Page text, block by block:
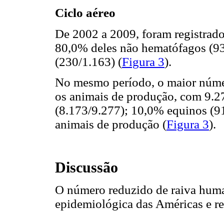
Ciclo aéreo
De 2002 a 2009, foram
80,0% deles não hematófagos
(230/1.163) (Figura 3).
No mesmo período, o maior
os animais de produção, com
(8.173/9.277); 10,0% equinos
animais de produção (Figura 3).
Discussão
O número reduzido de raiva
epidemiológica das Américas e